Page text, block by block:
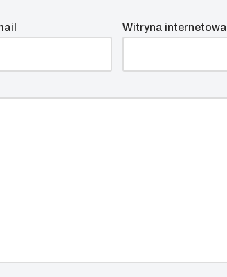
Witryna internetowa